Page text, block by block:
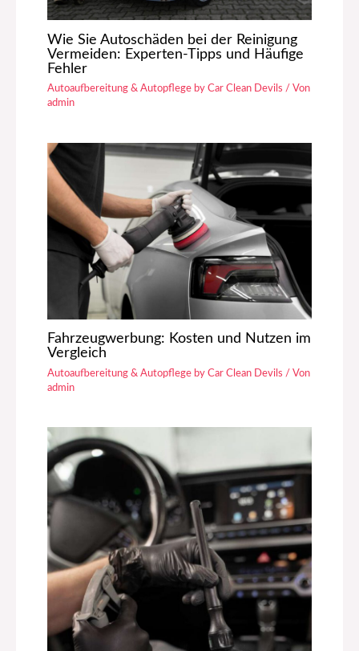
Wie Sie Autoschäden bei der Reinigung
Vermeiden: Experten-Tipps und Häufige
Fehler
Autoaufbereitung & Autopflege by Car Clean Devils / Von
admin
Fahrzeugwerbung: Kosten und Nutzen im
Vergleich
Autoaufbereitung & Autopflege by Car Clean Devils / Von
admin